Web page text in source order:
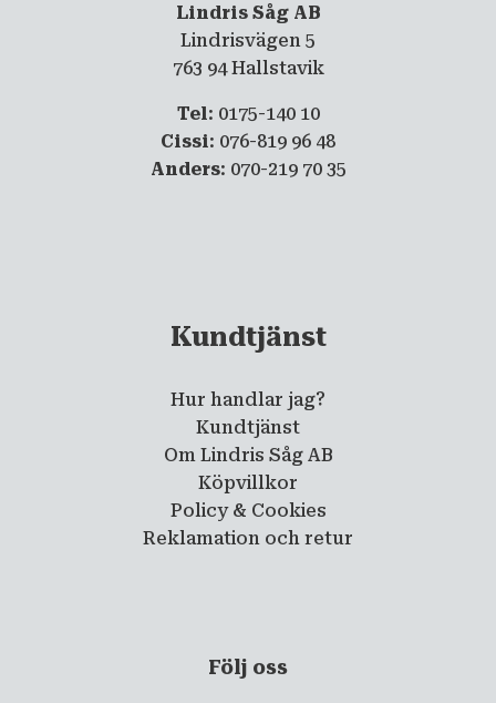
Lindris Såg AB
Lindrisvägen 5
763 94 Hallstavik
Tel: 0175-140 10
Cissi: 076-819 96 48
Anders: 070-219 70 35
Kundtjänst
Hur handlar jag?
Kundtjänst
Om Lindris Såg AB
Köpvillkor
Policy & Cookies
Reklamation och retur
Följ oss